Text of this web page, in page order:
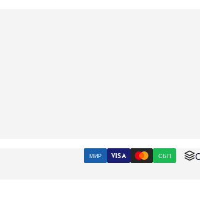
МИР VISA СБП